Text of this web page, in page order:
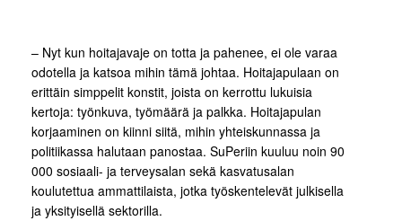
– Nyt kun hoitajavaje on totta ja pahenee, ei ole varaa
odotella ja katsoa mihin tämä johtaa. Hoitajapulaan on
erittäin simppelit konstit, joista on kerrottu lukuisia
kertoja: työnkuva, työmäärä ja palkka. Hoitajapulan
korjaaminen on kiinni siitä, mihin yhteiskunnassa ja
politiikassa halutaan panostaa. SuPeriin kuuluu noin 90
000 sosiaali- ja terveysalan sekä kasvatusalan
koulutettua ammattilaista, jotka työskentelevät julkisella
ja yksityisellä sektorilla.